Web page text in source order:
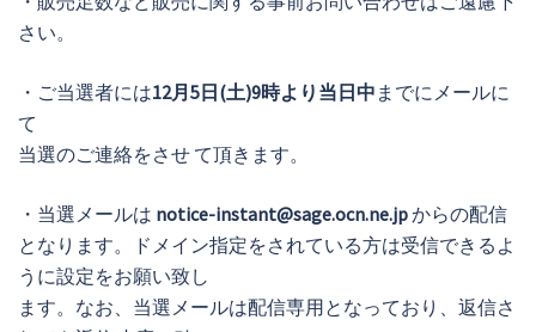
さい。
・ご当選者には12月5日(土)9時より当日中 までにメールに
て
当選のご連絡をさせ て頂きます。
・当選メールは notice-instant@sage.ocn.ne.jpからの配信
となります。ドメイン指定をされている方は受信できるよ
うに設定をお願い致し
ます。なお、当選メールは配信専用となっており、返信さ